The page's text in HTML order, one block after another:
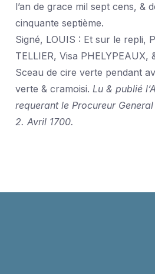
l’an de grace mil sept cens, &
cinquante septième.
Signé, LOUIS : Et sur le repli,
TELLIER, Visa PHELYPEAUX,
Sceau de cire verte pendant
verte & cramoisi. Lu & publié
requerant le Procureur
2. Avril 1700.